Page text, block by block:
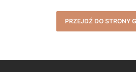
PRZEJDŹ DO STRONY